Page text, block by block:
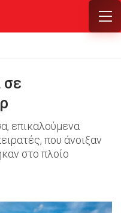
σε
επικαλούμενα
που άνοιξαν
στο πλοίο